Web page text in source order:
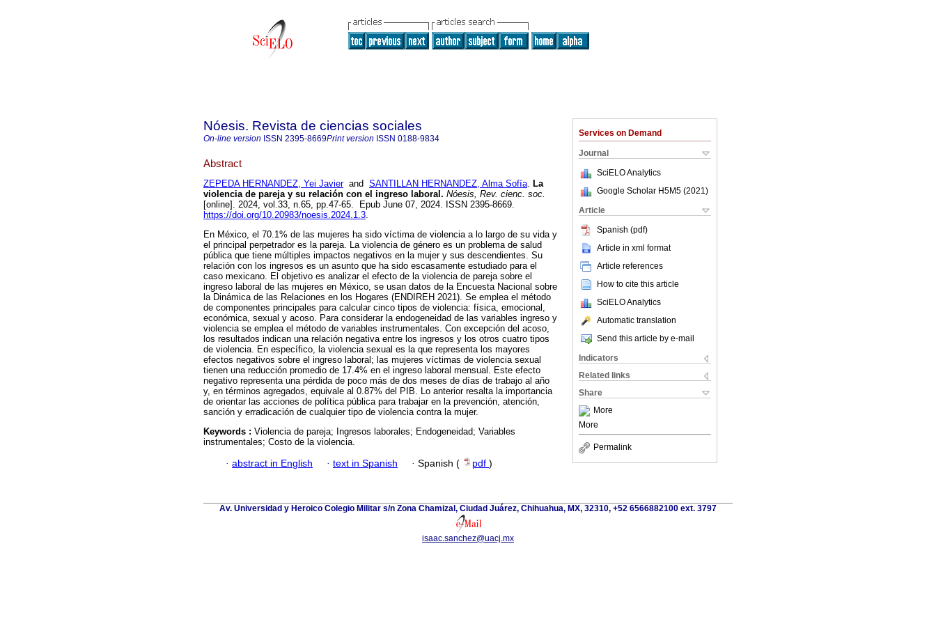
Services on Demand
Journal
SciELO Analytics
Google Scholar H5M5 (2021 )
Article
Spanish (pdf)
Article in xml format
Article references
How to cite this article
SciELO Analytics
Automatic translation
Send this article by e-mail
Indicators
Related links
Share
More
More
Permalink
Nóesis. Revista de ciencias sociales
On-line version ISSN 2395-8669Print version ISSN 0188-9834
Abstract
ZEPEDA HERNANDEZ, Yei Javierand SANTILLAN HERNANDEZ, Alma Sofía. La
violencia de pareja y su relación con el ingreso laboral. Nóesis, Rev. cienc. soc.
[online]. 2024, vol.33, n.65, pp.47-65. Epub June 07, 2024. ISSN 2395-8669.
https://doi.org/10.20983/noesis.2024.1.3.
En México, el 70.1% de las mujeres ha sido víctima de violencia a lo largo de su vida y
el principal perpetrador es la pareja. La violencia de género es un problema de salud
pública que tiene múltiples impactos negativos en la mujer y sus descendientes. Su
relación con los ingresos es un asunto que ha sido escasamente estudiado para el
caso mexicano. El objetivo es analizar el efecto de la violencia de pareja sobre el
ingreso laboral de las mujeres en México, se usan datos de la Encuesta Nacional sobre
la Dinámica de las Relaciones en los Hogares (ENDIREH 2021). Se emplea el método
de componentes principales para calcular cinco tipos de violencia: física, emocional,
económica, sexual y acoso. Para considerar la endogeneidad de las variables ingreso y
violencia se emplea el método de variables instrumentales. Con excepción del acoso,
los resultados indican una relación negativa entre los ingresos y los otros cuatro tipos
de violencia. En específico, la violencia sexual es la que representa los mayores
efectos negativos sobre el ingreso laboral; las mujeres víctimas de violencia sexual
tienen una reducción promedio de 17.4% en el ingreso laboral mensual. Este efecto
negativo representa una pérdida de poco más de dos meses de días de trabajo al año
y, en términos agregados, equivale al 0.87% del PIB. Lo anterior resalta la importancia
de orientar las acciones de política pública para trabajar en la prevención, atención,
sanción y erradicación de cualquier tipo de violencia contra la mujer.
Keywords : Violencia de pareja; Ingresos laborales; Endogeneidad; Variables
instrumentales; Costo de la violencia.
· abstract in English · text in Spanish · Spanish ( pdf )
Av. Universidad y Heroico Colegio Militar s/n Zona Chamizal, Ciudad Juárez, Chihuahua, MX, 32310, +52 6566882100 ext. 3797
isaac.sanchez@uacj.mx